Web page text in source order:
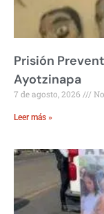
Prisión
Ayotzinapa
7 de agosto, 2026
Leer más »